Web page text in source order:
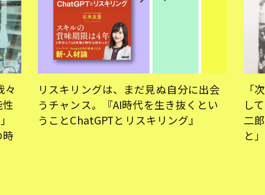
々
時
リスキリングは、まだ見ぬ自分に出会
うチャンス。『AI時代を生き抜くとい
うことChatGPTとリスキリング』
「
し
二
と」